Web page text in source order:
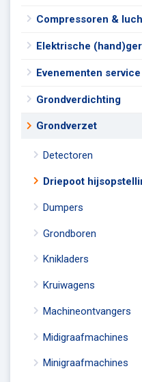
Compressoren &
Elektrische
Evenementen service
Grondverdichting
Grondverzet
Detectoren
Driepoot
Dumpers
Grondboren
Knikladers
Kruiwagens
Machineontvangers
Midigraafmachines
Minigraafmachines